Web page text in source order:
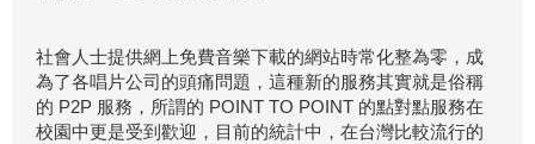
社會人士提供網上免費音樂下載的網站時常化整為零，成
為了各唱片公司的頭痛問題，這種新的服務其實就是俗稱
的 P2P 服務，所謂的 POINT TO POINT 的點對點服務在
校園中更是受到歡迎，目前的統計中，在台灣比較流行的